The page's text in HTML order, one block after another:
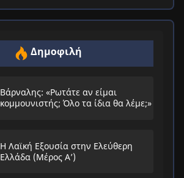
Δημοφιλή
Βάρναλης: «Ρωτάτε αν είμαι
κομμουνιστής; Όλο τα ίδια θα λέμε;»
Η Λαϊκή Εξουσία στην Ελεύθερη
Ελλάδα (Μέρος Α’)